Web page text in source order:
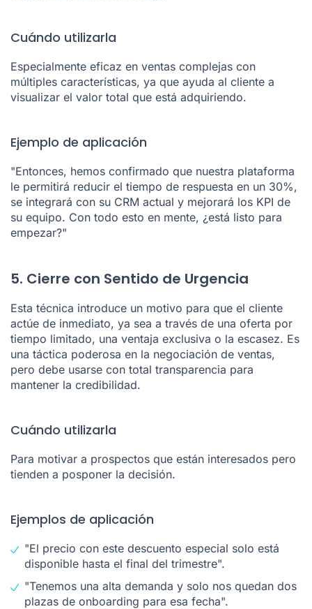
Cuándo utilizarla
Especialmente eficaz en ventas complejas con
múltiples características, ya que ayuda al cliente a
visualizar el valor total que está adquiriendo.
Ejemplo de aplicación
"Entonces, hemos confirmado que nuestra plataforma
le permitirá reducir el tiempo de respuesta en un 30%,
se integrará con su CRM actual y mejorará los KPI de
su equipo. Con todo esto en mente, ¿está listo para
empezar?"
5. Cierre con Sentido de Urgencia
Esta técnica introduce un motivo para que el cliente
actúe de inmediato, ya sea a través de una oferta por
tiempo limitado, una ventaja exclusiva o la escasez. Es
una táctica poderosa en la negociación de ventas,
pero debe usarse con total transparencia para
mantener la credibilidad.
Cuándo utilizarla
Para motivar a prospectos que están interesados pero
tienden a posponer la decisión.
Ejemplos de aplicación
"El precio con este descuento especial solo está
disponible hasta el final del trimestre".
"Tenemos una alta demanda y solo nos quedan dos
plazas de onboarding para esa fecha".